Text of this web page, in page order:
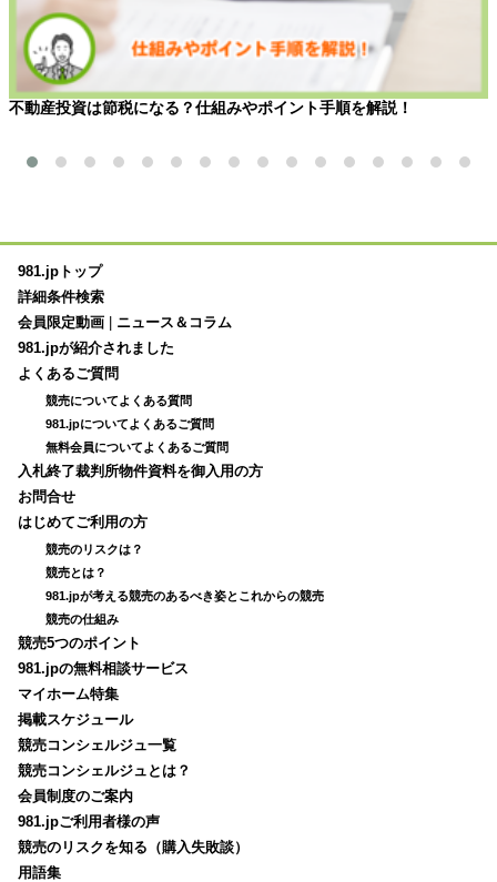
不動産投資は節税になる？仕組みやポイント手順を解説！
981.jpトップ
詳細条件検索
会員限定動画
ニュース＆コラム
981.jpが紹介されました
よくあるご質問
競売についてよくある質問
981.jpについてよくあるご質問
無料会員についてよくあるご質問
入札終了裁判所物件資料を御入用の方
お問合せ
はじめてご利用の方
競売のリスクは？
競売とは？
981.jpが考える競売のあるべき姿とこれからの競売
競売の仕組み
競売5つのポイント
981.jpの無料相談サービス
マイホーム特集
掲載スケジュール
競売コンシェルジュ一覧
競売コンシェルジュとは？
会員制度のご案内
981.jpご利用者様の声
競売のリスクを知る（購入失敗談）
用語集